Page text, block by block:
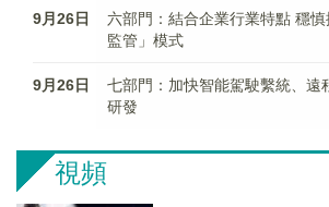
9月26日
六部門：結合企業行業特點 穩
監管」模式
9月26日
七部門：加快智能駕駛繫統、遠
研發
視頻